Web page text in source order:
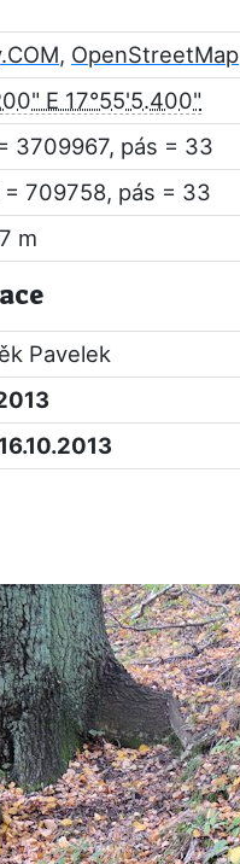
, OpenStreetMap
E 17°55'5.400"
3709967, pás = 33
709758, pás = 33
m
Pavelek
16.10.2013